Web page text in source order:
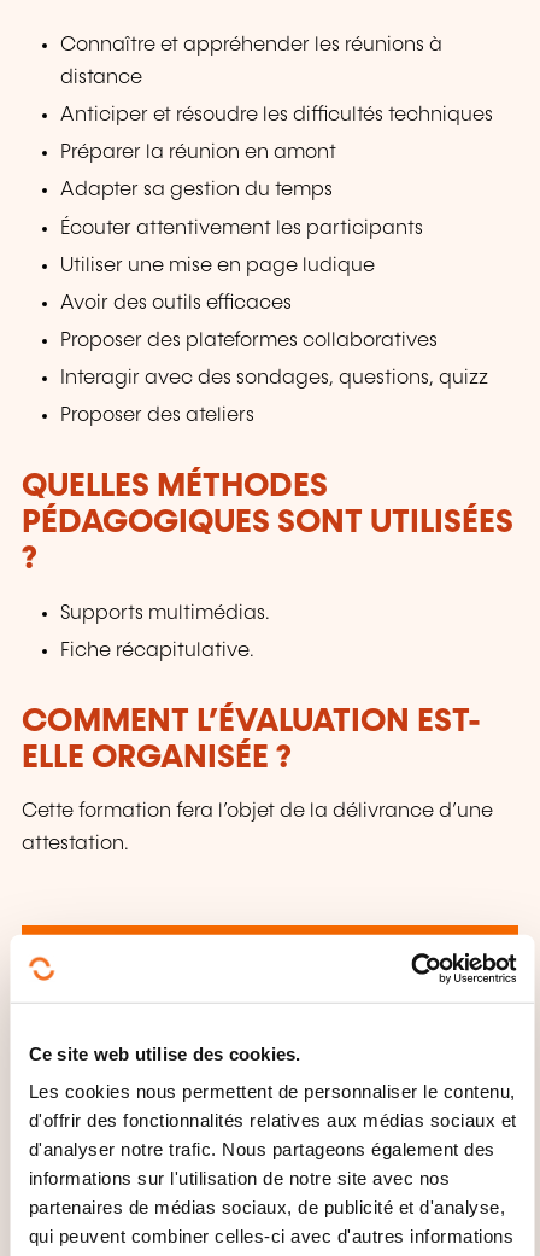
Ce site web utilise des cookies.
Les cookies nous permettent de personnaliser le contenu,
d'offrir des fonctionnalités relatives aux médias sociaux et
d'analyser notre trafic. Nous partageons également des
informations sur l'utilisation de notre site avec nos
partenaires de médias sociaux, de publicité et d'analyse,
qui peuvent combiner celles-ci avec d'autres informations
Connaître et appréhender les réunions à
distance
Anticiper et résoudre les difficultés techniques
Préparer la réunion en amont
Adapter sa gestion du temps
Écouter attentivement les participants
Utiliser une mise en page ludique
Avoir des outils efficaces
Proposer des plateformes collaboratives
Interagir avec des sondages, questions, quizz
Proposer des ateliers
QUELLES MÉTHODES
PÉDAGOGIQUES SONT UTILISÉES
?
Supports multimédias.
Fiche récapitulative.
COMMENT L’ÉVALUATION EST-
ELLE ORGANISÉE ?
Cette formation fera l’objet de la délivrance d’une
attestation.
Comment contacter
l’organisme de formation
?
Thierry Muller